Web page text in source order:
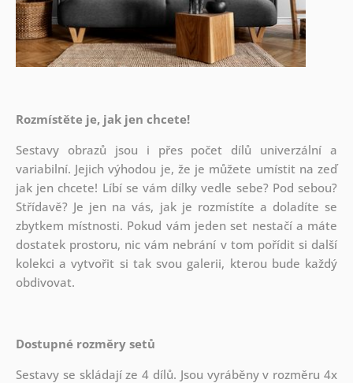
Rozmístěte je, jak jen chcete!
Sestavy obrazů jsou i přes počet dílů univerzální a
variabilní. Jejich výhodou je, že je můžete umístit na zeď
jak jen chcete! Líbí se vám dílky vedle sebe? Pod sebou?
Střídavě? Je jen na vás, jak je rozmístíte a doladíte se
zbytkem místnosti. Pokud vám jeden set nestačí a máte
dostatek prostoru, nic vám nebrání v tom pořídit si další
kolekci a vytvořit si tak svou galerii, kterou bude každý
obdivovat.
Dostupné rozměry setů
Sestavy se skládají ze 4 dílů. Jsou vyráběny v rozměru 4x